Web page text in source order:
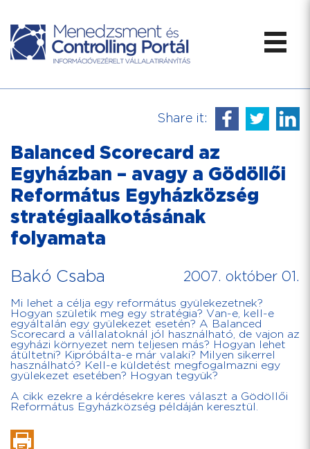
Share it:
Balanced Scorecard az
Egyházban – avagy a Gödöllői
Református Egyházközség
stratégiaalkotásának
folyamata
Bakó Csaba 2007. október 01.
Mi lehet a célja egy református gyülekezetnek?
Hogyan születik meg egy stratégia? Van-e, kell-e
egyáltalán egy gyülekezet esetén? A Balanced
Scorecard a vállalatoknál jól használható, de vajon az
egyházi környezet nem teljesen más? Hogyan lehet
átültetni? Kipróbálta-e már valaki? Milyen sikerrel
használható? Kell-e küldetést megfogalmazni egy
gyülekezet esetében? Hogyan tegyük?
A cikk ezekre a kérdésekre keres választ a Gödöllői
Református Egyházközség példáján keresztül.